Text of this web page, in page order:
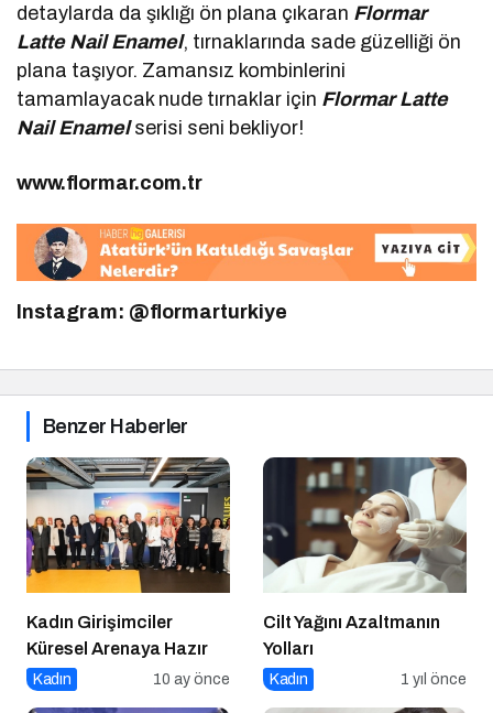
detaylarda da şıklığı ön plana çıkaran Flormar
Latte Nail Enamel, tırnaklarında sade güzelliği ön
plana taşıyor. Zamansız kombinlerini
tamamlayacak nude tırnaklar için Flormar Latte
Nail Enamelserisi seni bekliyor!
www.flormar.com.tr
Instagram: @flormarturkiye
Benzer Haberler
Kadın Girişimciler
Küresel Arenaya Hazır
Kadın 10 ay önce
Cilt Yağını Azaltmanın
Yolları
Kadın 1 yıl önce